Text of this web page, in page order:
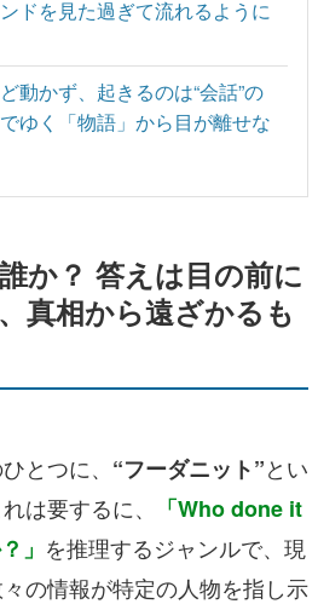
ドを見た過ぎて流れるように
動かず、起きるのは“会話”の
ゆく「物語」から目が離せな
か？ 答えは目の前に
真相から遠ざかるも
とつに、 “フーダニット”とい
は要するに、
「Who done it
」 を推理するジャンルで、現
の情報が特定の人物を指し示